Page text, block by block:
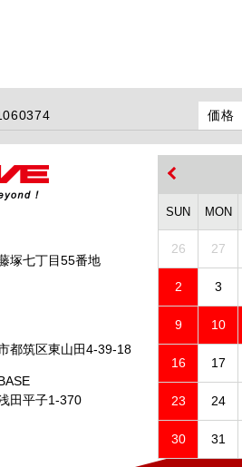
価格
塚七丁目55番地
都筑区東山田4-39-18
田平子1-370
SUN MON
26 27
2 3
9 10
16 17
23 24
30 31